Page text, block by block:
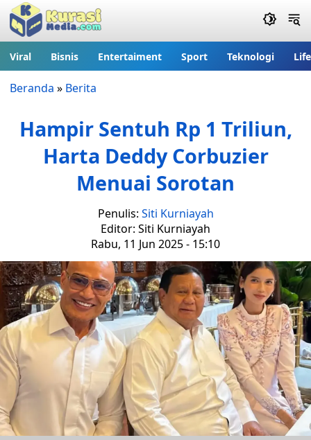
Viral Bisnis Entertaiment Sport Teknologi
Beranda » Berita
Hampir Sentuh Rp 1 Triliun,
Harta Deddy Corbuzier
Menuai Sorotan
Penulis: Siti Kurniayah
Editor: Siti Kurniayah
Rabu, 11 Jun 2025 - 15:10